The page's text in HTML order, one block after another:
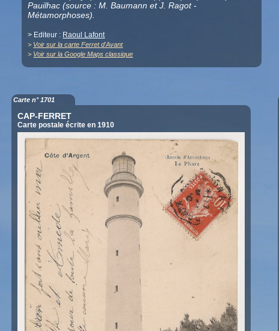
Pauilhac (source : M. Baumann et J. Ragot -
Métamorphoses).
> Editeur : Raoul Lafont
> Voir sur la carte Ferret d'Avant
> Voir sur la Google Maps classique
Carte n° 1701
CAP-FERRET
Carte postale écrite en 1910